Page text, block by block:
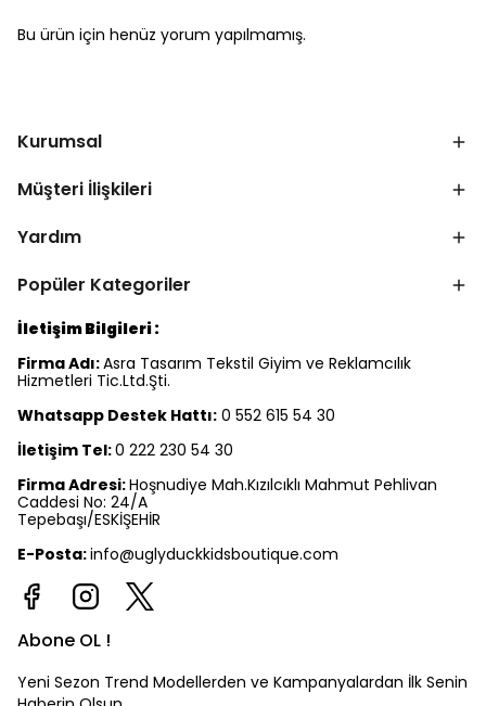
Bu ürün için henüz yorum yapılmamış.
Kurumsal
Müşteri İlişkileri
Yardım
Popüler Kategoriler
İletişim Bilgileri :
Firma Adı:Asra Tasarım Tekstil Giyim ve Reklamcılık
Hizmetleri Tic.Ltd.Şti.
Whatsapp Destek Hattı: 0 552 615 54 30
İletişim Tel:0 222 230 54 30
Firma Adresi:Hoşnudiye Mah.Kızılcıklı Mahmut Pehlivan
Caddesi No: 24/A
Tepebaşı/ESKİŞEHİR
E-Posta:info@uglyduckkidsboutique.com
Abone OL !
Yeni Sezon Trend Modellerden ve Kampanyalardan İlk Senin